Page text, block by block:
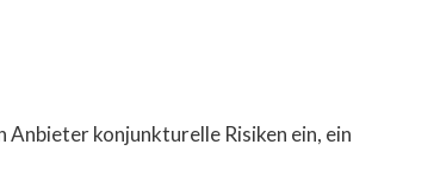
konjunkturelle Risiken ein, ein